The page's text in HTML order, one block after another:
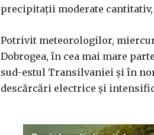
precipitaţii moderate
Potrivit meteorologilor,
Dobrogea, în cea mai mare
sud-estul Transilvaniei şi în
descărcări electrice şi